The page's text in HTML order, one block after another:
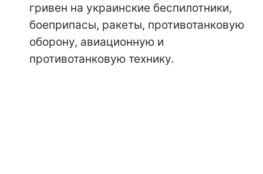
гривен на украинские беспилотники,
боеприпасы, ракеты, противотанковую
оборону, авиационную и
противотанковую технику.